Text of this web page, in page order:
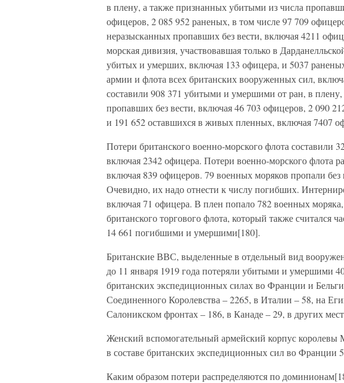
в плену, а также признанных убитыми из числа
офицеров, 2 085 952 раненых, в том числе 97 709
неразысканных пропавших без вести, включая 4211
морская дивизия, участвовавшая только в
убитых и умерших, включая 133 офицера, и 5037
армии и флота всех британских вооруженных сил,
составили 908 371 убитыми и умершими от ран, в
пропавших без вести, включая 46 703 офицеров, 2 090
и 191 652 оставшихся в живых пленных, включая 7407
Потери британского военно-морского флота
включая 2342 офицера. Потери военно-морского флота
включая 839 офицеров. 79 военных моряков пропали
Очевидно, их надо отнести к числу погибших.
включая 71 офицера. В плен попало 782 военных
британского торгового флота, который также считался
14 661 погибшими и умершими[180].
Британские ВВС, выделенные в отдельный вид
до 11 января 1919 года потеряли убитыми и умершими
британских экспедиционных силах во Франции и
Соединенного Королевства – 2265, в Италии – 58, на
Салоникском фронтах – 186, в Канаде – 29, в других
Женский вспомогательный армейский корпус
в составе британских экспедиционных сил во Франции
Каким образом потери распределяются по